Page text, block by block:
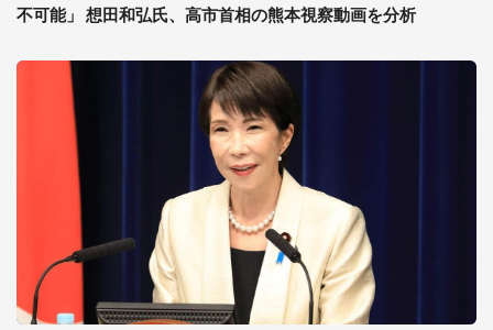
不可能」 想田和弘氏、高市首相の熊本視察動画を分析